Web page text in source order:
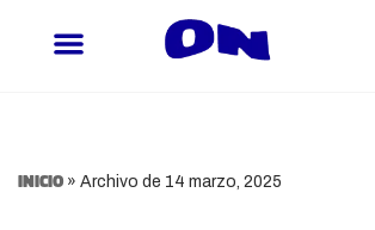
Inicio » Archivo de 14 marzo, 2025